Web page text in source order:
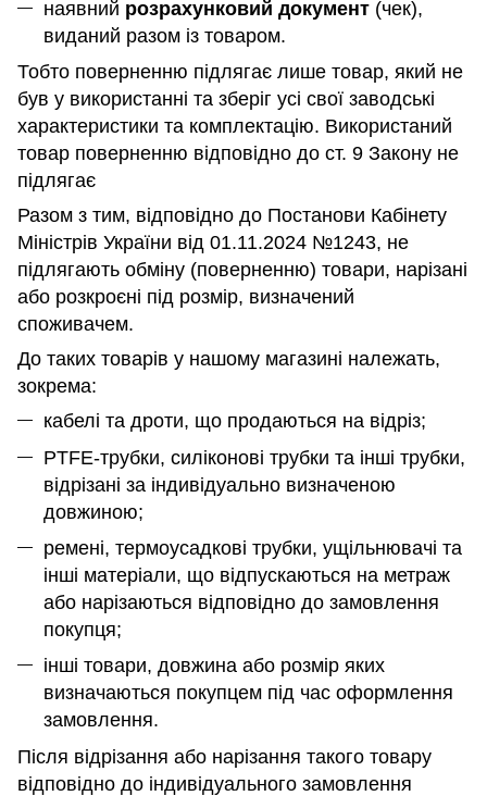
наявний розрахунковий документ (чек),
виданий разом із товаром.
Тобто поверненню підлягає лише товар, який не
був у використанні та зберіг усі свої заводські
характеристики та комплектацію. Використаний
товар поверненню відповідно до ст. 9 Закону не
підлягає
Разом з тим, відповідно до Постанови Кабінету
Міністрів України від 01.11.2024 №1243, не
підлягають обміну (поверненню) товари, нарізані
або розкроєні під розмір, визначений
споживачем.
До таких товарів у нашому магазині належать,
зокрема:
кабелі та дроти, що продаються на відріз;
PTFE-трубки, силіконові трубки та інші трубки,
відрізані за індивідуально визначеною
довжиною;
ремені, термоусадкові трубки, ущільнювачі та
інші матеріали, що відпускаються на метраж
або нарізаються відповідно до замовлення
покупця;
інші товари, довжина або розмір яких
визначаються покупцем під час оформлення
замовлення.
Після відрізання або нарізання такого товару
відповідно до індивідуального замовлення